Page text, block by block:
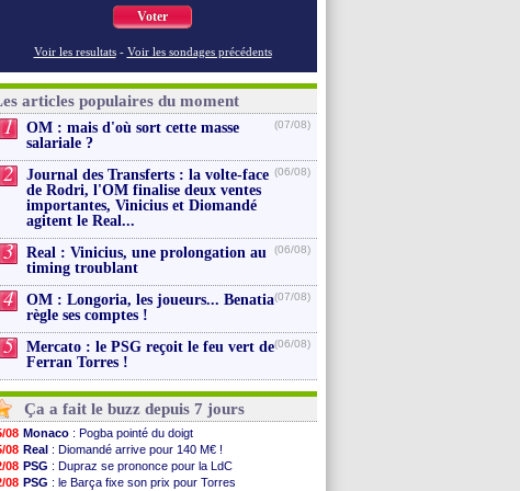
Voter
Voir les resultats - Voir les sondages précédents
articles populaires du moment
1
OM : mais d'où sort cette masse
salariale ?
(07/08)
2
Journal des Transferts : la volte-face
de Rodri, l'OM finalise deux ventes
importantes, Vinicius et Diomandé
agitent le Real...
(06/08)
3
Real : Vinicius, une prolongation au
timing troublant
(06/08)
4
OM : Longoria, les joueurs... Benatia
règle ses comptes !
(07/08)
5
Mercato : le PSG reçoit le feu vert de
Ferran Torres !
(06/08)
Ça a fait le buzz depuis 7 jours
08 Monaco : Pogba pointé du doigt
08 Real : Diomandé arrive pour 140 M€ !
08 PSG : Dupraz se prononce pour la LdC
08 PSG : le Barça fixe son prix pour Torres